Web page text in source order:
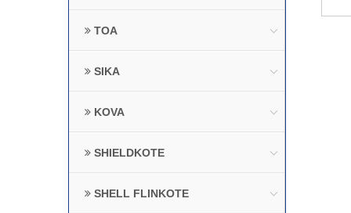
TOA
SIKA
KOVA
SHIELDKOTE
SHELL FLINKOTE